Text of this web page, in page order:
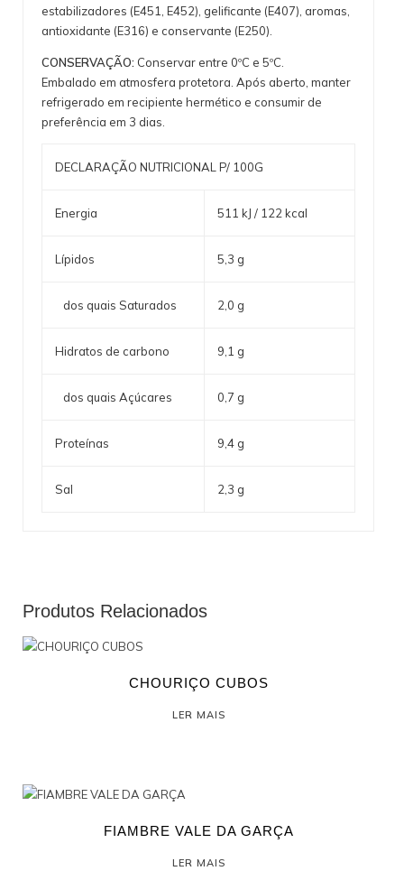
estabilizadores (E451, E452), gelificante (E407), aromas,
antioxidante (E316) e conservante (E250).
CONSERVAÇÃO: Conservar entre 0ºC e 5ºC.
Embalado em atmosfera protetora. Após aberto, manter
refrigerado em recipiente hermético e consumir de
preferência em 3 dias.
DECLARAÇÃO NUTRICIONAL P/ 100G
Energia 511 kJ / 122 kcal
Lípidos 5,3 g
dos quais Saturados 2,0 g
Hidratos de carbono 9,1 g
dos quais Açúcares 0,7 g
Proteínas 9,4 g
Sal 2,3 g
Produtos Relacionados
CHOURIÇO CUBOS
LER MAIS
FIAMBRE VALE DA GARÇA
LER MAIS